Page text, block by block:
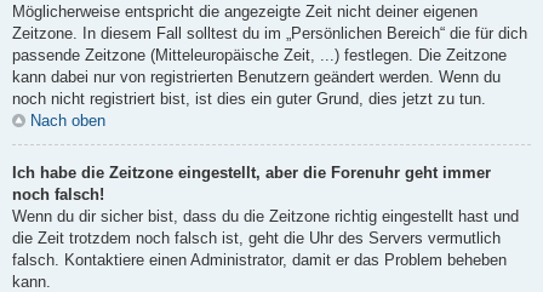
Möglicherweise entspricht die angezeigte Zeit nicht deiner eigenen
Zeitzone. In diesem Fall solltest du im „Persönlichen Bereich“ die für dich
passende Zeitzone (Mitteleuropäische Zeit, ...) festlegen. Die Zeitzone
kann dabei nur von registrierten Benutzern geändert werden. Wenn du
noch nicht registriert bist, ist dies ein guter Grund, dies jetzt zu tun.
Nach oben
Ich habe die Zeitzone eingestellt, aber die Forenuhr geht immer
noch falsch!
Wenn du dir sicher bist, dass du die Zeitzone richtig eingestellt hast und
die Zeit trotzdem noch falsch ist, geht die Uhr des Servers vermutlich
falsch. Kontaktiere einen Administrator, damit er das Problem beheben
kann.